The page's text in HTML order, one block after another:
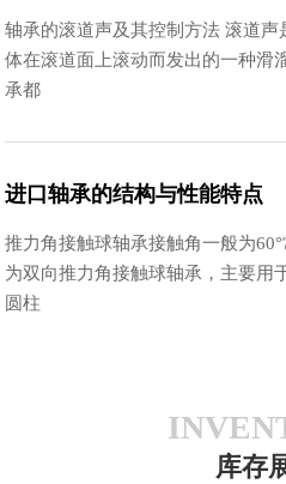
轴承的滚道声及其控制方法 滚道
体在滚道面上滚动而发出的一种滑
承都
进口轴承的结构与性能特点
推力角接触球轴承接触角一般为
为双向推力角接触球轴承，主要用
圆柱
库存